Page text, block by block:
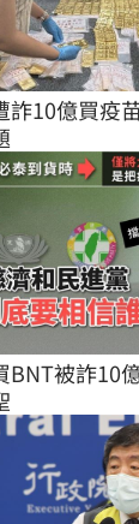
詐10億買疫
BNT被詐10